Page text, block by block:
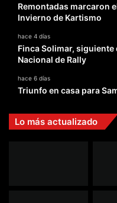
Remontadas marcaron
Invierno de Kartismo
hace 4 días
Finca Solimar,
Nacional de Rally
hace 6 días
Triunfo en casa para
Lo más actualizado